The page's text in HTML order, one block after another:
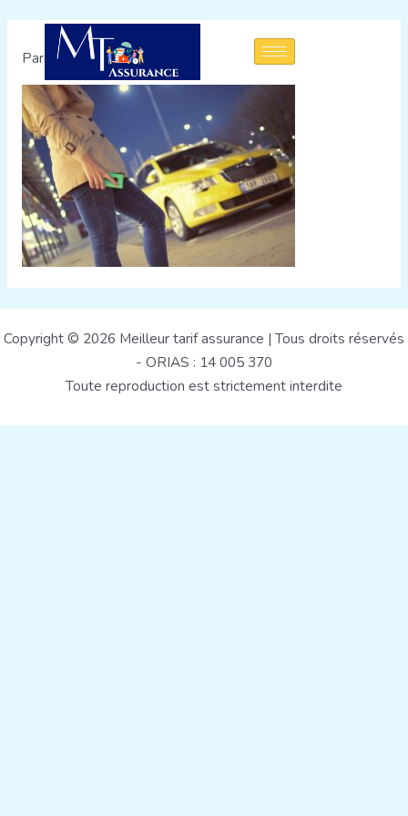
Par admin / 3 août 2022
Copyright © 2026 Meilleur tarif assurance | Tous droits réservés
- ORIAS : 14 005 370
Toute reproduction est strictement interdite